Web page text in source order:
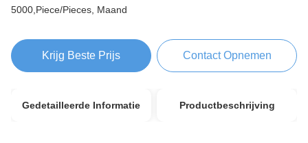
5000,Piece/Pieces, Maand
Krijg Beste Prijs Contact Opnemen
Gedetailleerde Informatie Productbeschrijving